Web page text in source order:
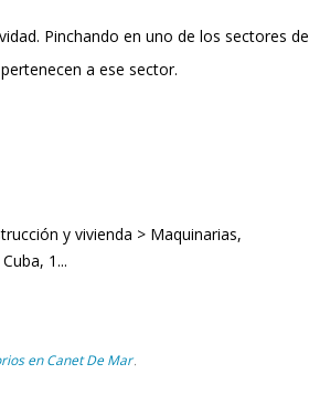
Pinchando en uno de los sectores de
a ese sector.
y vivienda > Maquinarias,
1...
en Canet De Mar ,